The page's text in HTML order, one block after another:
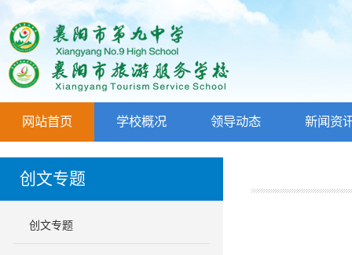
网站首页 学校概况 领导动态 新闻资
创文专题
创文专题